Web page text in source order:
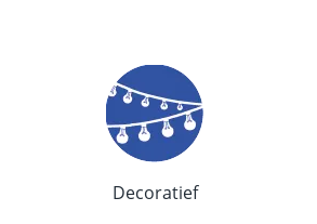
Aantal LEDS
Sensor en schakelaar
Decoratief